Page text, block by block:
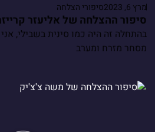
מרץ 6, 2023 סיפורי הצלחה
סיפור ההצלחה של אליעזר
בהתחלה זה היה כמו סינית בשבילי,
מסחר מזרח ומערב